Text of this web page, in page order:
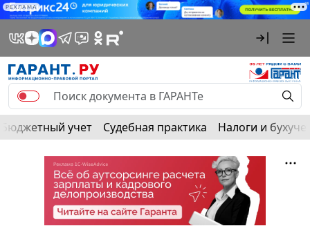
РЕКЛАМА
Бюджетный учет Судебная практика Налоги и